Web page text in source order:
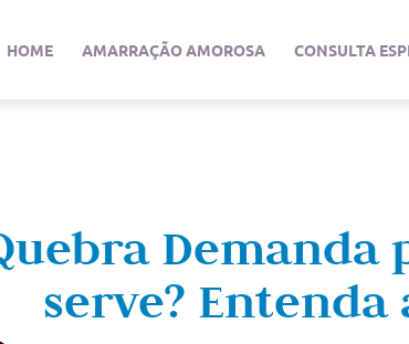
HOME AMARRAÇÃO AMOROSA CONSULTA
Demanda
serve? Entenda